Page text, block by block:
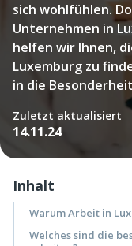
sich wohlfühlen.
Unternehmen in
helfen wir Ihnen,
Luxemburg zu
in die
Zuletzt aktualisiert
14.11.24
Inhalt
Warum Arbeit in
Welches sind die